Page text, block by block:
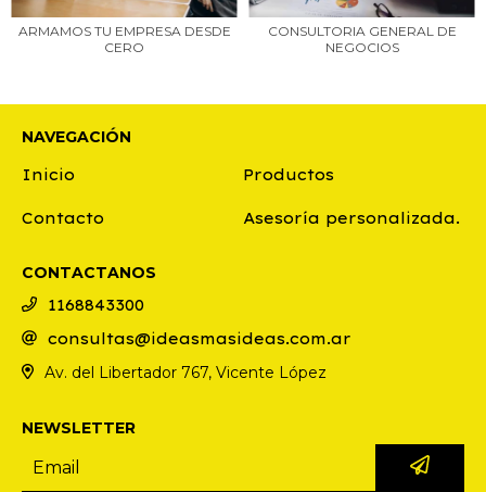
ARMAMOS TU EMPRESA DESDE
CERO
CONSULTORIA GENERAL DE
NEGOCIOS
NAVEGACIÓN
Inicio
Productos
Contacto Asesoría personalizada.
CONTACTANOS
1168843300
consultas@ideasmasideas.com.ar
Av. del Libertador 767, Vicente López
NEWSLETTER